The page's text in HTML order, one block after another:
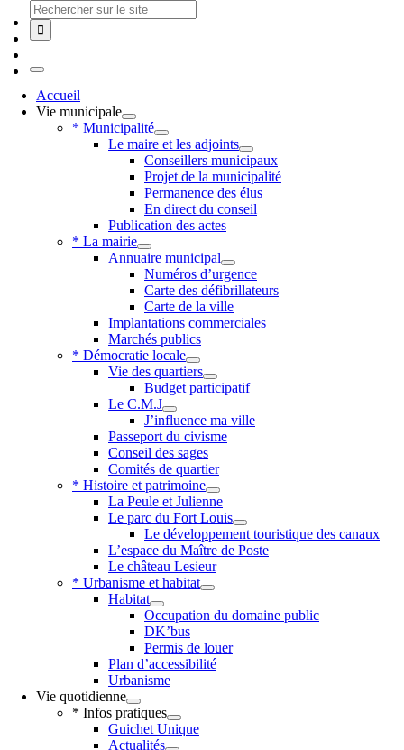
content
Chercher
:
Toggle
Navigation
Accueil
Vie municipale
* Municipalité
Le maire et les adjoints
Conseillers municipaux
Projet de la municipalité
Permanence des élus
En direct du conseil
Publication des actes
* La mairie
Annuaire municipal
Numéros d’urgence
Carte des défibrillateurs
Carte de la ville
Implantations commerciales
Marchés publics
* Démocratie locale
Vie des quartiers
Budget participatif
Le C.M.J
J’influence ma ville
Passeport du civisme
Conseil des sages
Comités de quartier
* Histoire et patrimoine
La Peule et Julienne
Le parc du Fort Louis
Le développement touristique des canaux
L’espace du Maître de Poste
Le château Lesieur
* Urbanisme et habitat
Habitat
Occupation du domaine public
DK’bus
Permis de louer
Plan d’accessibilité
Urbanisme
Vie quotidienne
* Infos pratiques
Guichet Unique
Actualités